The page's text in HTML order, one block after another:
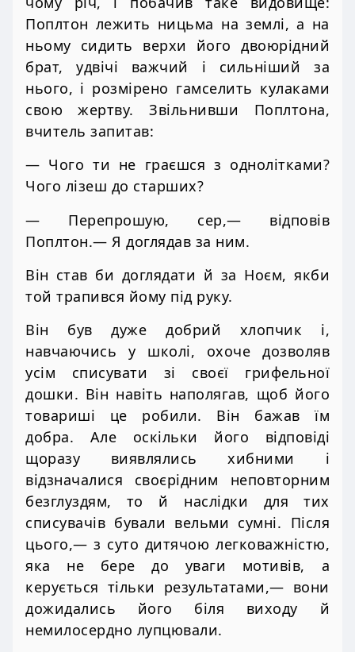
Поплтон лежить ницьма на землі, а на
ньому сидить верхи його двоюрідний
брат, удвічі важчий і сильніший за
нього, і розмірено гамселить кулаками
свою жертву. Звільнивши Поплтона,
вчитель запитав:
— Чого ти не граєшся з однолітками?
Чого лізеш до старших?
— Перепрошую, сер,— відповів
Поплтон.— Я доглядав за ним.
Він став би доглядати й за Ноєм, якби
той трапився йому під руку.
Він був дуже добрий хлопчик і,
навчаючись у школі, охоче дозволяв
усім списувати зі своєї грифельної
дошки. Він навіть наполягав, щоб його
товариші це робили. Він бажав їм
добра. Але оскільки його відповіді
щоразу виявлялись хибними і
відзначалися своєрідним неповторним
безглуздям, то й наслідки для тих
списувачів бували вельми сумні. Після
цього,— з суто дитячою легковажністю,
яка не бере до уваги мотивів, а
керується тільки результатами,— вони
дожидались його біля виходу й
немилосердно лупцювали.